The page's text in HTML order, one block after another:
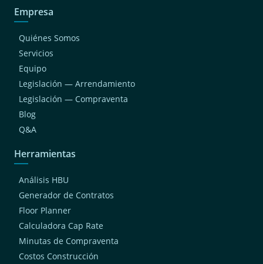
Empresa
Quiénes Somos
Servicios
Equipo
Legislación — Arrendamiento
Legislación — Compraventa
Blog
Q&A
Herramientas
Análisis HBU
Generador de Contratos
Floor Planner
Calculadora Cap Rate
Minutas de Compraventa
Costos Construcción